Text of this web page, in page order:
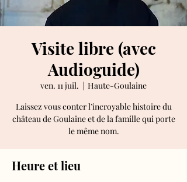
Visite libre (avec
Audioguide)
ven. 11 juil.
  |
Haute-Goulaine
Laissez vous conter l’incroyable histoire du
château de Goulaine et de la famille qui porte
le même nom.
Heure et lieu